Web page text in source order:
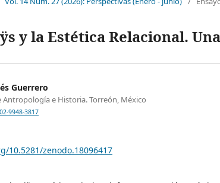
y la Estética Relacional.
Guerrero
e Historia. Torreón, México
9948-3817
10.5281/zenodo.18096417